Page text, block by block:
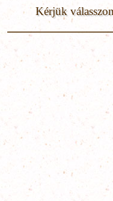
Kérjük